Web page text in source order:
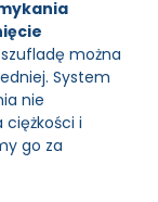
można
System
nie
i
go za